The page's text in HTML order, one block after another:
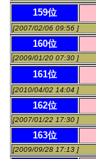
159位
[2007/02/06 09:56 ]
160位
[2009/01/20 07:30 ]
161位
[2010/04/02 14:04 ]
162位
[2007/01/22 17:30 ]
163位
[2009/09/28 17:13 ]